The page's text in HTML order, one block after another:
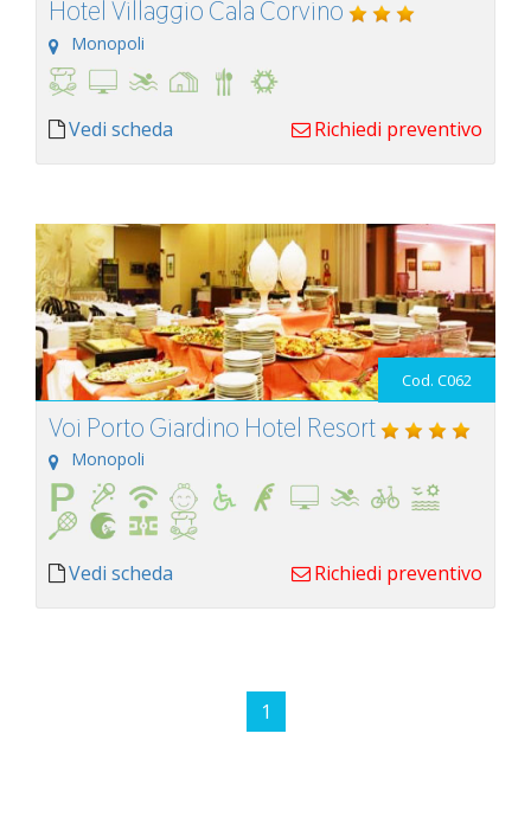
Hotel Villaggio Cala Corvino
Monopoli
Vedi scheda Richiedi preventivo
Cod. C062
Voi Porto Giardino Hotel Resort
Monopoli
Vedi scheda Richiedi preventivo
1